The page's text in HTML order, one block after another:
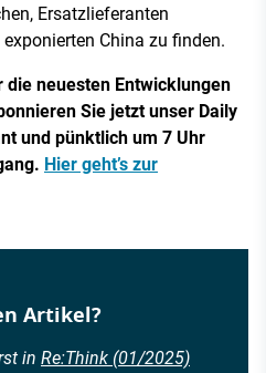
Ersatzlieferanten
China zu finden.
neuesten Entwicklungen
Sie jetzt unser Daily
und pünktlich um 7 Uhr
Hier geht’s zur
Artikel?
in Re:Think (01/2025)